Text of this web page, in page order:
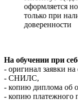
оформляется
только при
доверенности
На обучении при
- оригинал заявки на
- СНИЛС,
- копию диплома об
- копию платежного